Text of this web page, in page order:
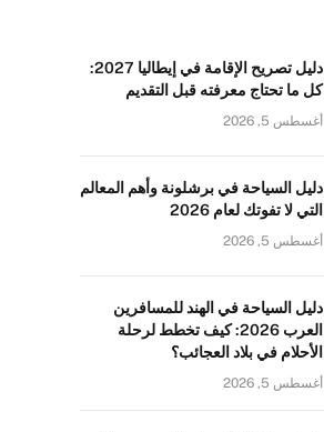
دليل تصريح الإقامة في إيطاليا 2027:
كل ما تحتاج معرفته قبل التقديم
أغسطس 5, 2026
دليل السياحة في برشلونة وأهم المعالم
التي لا تفوتك لعام 2026
أغسطس 5, 2026
دليل السياحة في الهند للمسافرين
العرب 2026: كيف تخطط لرحلة
الأحلام في بلاد العجائب؟
أغسطس 5, 2026